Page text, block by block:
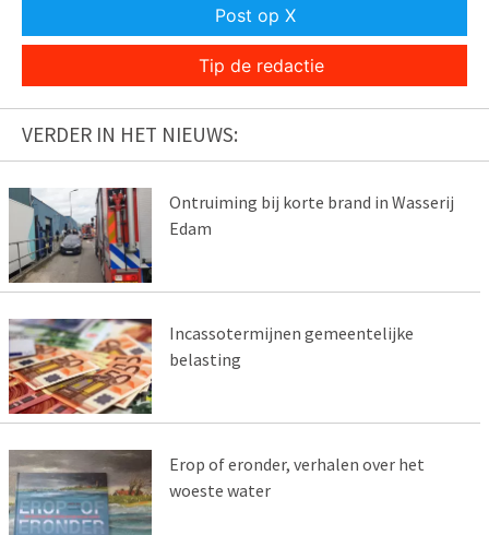
Post op X
Tip de redactie
VERDER IN HET NIEUWS:
Ontruiming bij korte brand in Wasserij
Edam
Incassotermijnen gemeentelijke
belasting
Erop of eronder, verhalen over het
woeste water